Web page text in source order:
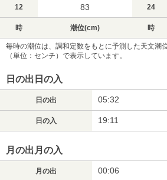
12 83 24
時 潮位(cm) 時
毎時の潮位は、調和定数をもとに予測した天文潮
（単位：センチ）で表示しています。
日の出日の入
日の出 05:32
日の入 19:11
月の出月の入
月の出 00:06